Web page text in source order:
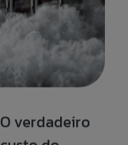
O verdadeiro